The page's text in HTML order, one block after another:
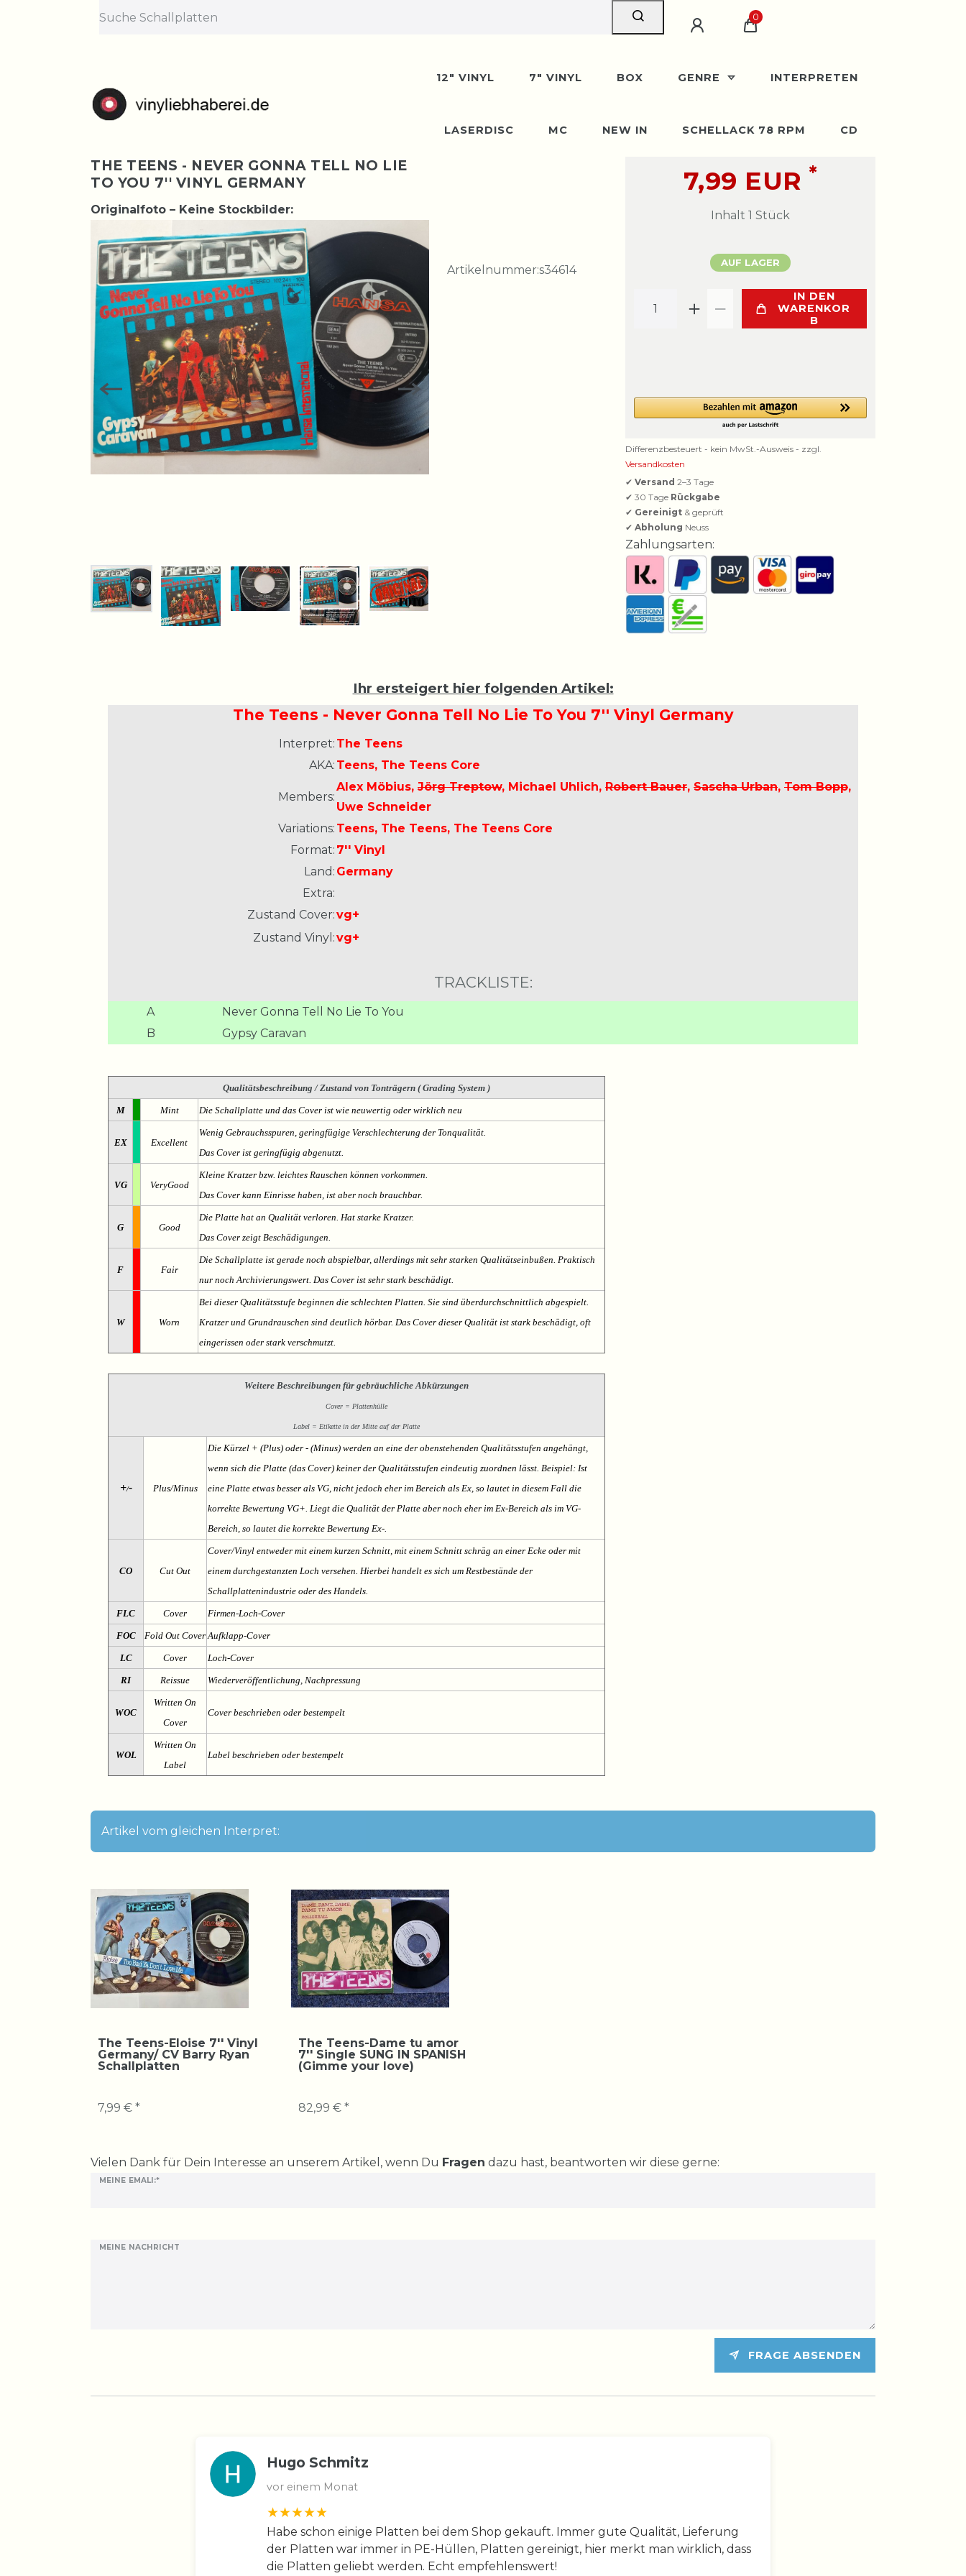
0
12" VINYL 7" VINYL BOX GENRE INTERPRETEN
LASERDISC MC NEW IN SCHELLACK 78 RPM CD
THE TEENS - NEVER GONNA TELL NO LIE
TO YOU 7'' VINYL GERMANY
Originalfoto – Keine Stockbilder:
Artikelnummer:s34614
7,99 EUR *
Inhalt 1 Stück
AUF LAGER
IN DEN
WARENKOR
B
Differenzbesteuert - kein MwSt.-Ausweis - zzgl.
Versandkosten
✔ Versand 2–3 Tage
✔ 30 Tage Rückgabe
✔ Gereinigt & geprüft
✔ Abholung Neuss
Zahlungsarten:
Ihr ersteigert hier folgenden Artikel:
The Teens - Never Gonna Tell No Lie To You 7'' Vinyl Germany
Interpret: The Teens
AKA: Teens, The Teens Core
Members:
Alex Möbius, Jörg Treptow, Michael Uhlich, Robert Bauer, Sascha Urban, Tom Bopp,
Uwe Schneider
Variations: Teens, The Teens, The Teens Core
Format: 7'' Vinyl
Land: Germany
Extra:
Zustand Cover:vg+
Zustand Vinyl:vg+
TRACKLISTE:
A
Never Gonna Tell No Lie To You
B
Gypsy Caravan
Qualitätsbeschreibung / Zustand von Tonträgern ( Grading System )
M Mint Die Schallplatte und das Cover ist wie neuwertig oder wirklich neu
EX Excellent
Wenig Gebrauchsspuren, geringfügige Verschlechterung der Tonqualität.
Das Cover ist geringfügig abgenutzt.
VG VeryGood
Kleine Kratzer bzw. leichtes Rauschen können vorkommen.
Das Cover kann Einrisse haben, ist aber noch brauchbar.
G Good
Die Platte hat an Qualität verloren. Hat starke Kratzer.
Das Cover zeigt Beschädigungen.
F Fair
Die Schallplatte ist gerade noch abspielbar, allerdings mit sehr starken Qualitätseinbußen. Praktisch
nur noch Archivierungswert. Das Cover ist sehr stark beschädigt.
W Worn
Bei dieser Qualitätsstufe beginnen die schlechten Platten. Sie sind überdurchschnittlich abgespielt.
Kratzer und Grundrauschen sind deutlich hörbar. Das Cover dieser Qualität ist stark beschädigt, oft
eingerissen oder stark verschmutzt.
Weitere Beschreibungen für gebräuchliche Abkürzungen
Cover = Plattenhülle
Label = Etikette in der Mitte auf der Platte
+/- Plus/Minus
Die Kürzel + (Plus) oder - (Minus) werden an eine der obenstehenden Qualitätsstufen angehängt,
wenn sich die Platte (das Cover) keiner der Qualitätsstufen eindeutig zuordnen lässt. Beispiel: Ist
eine Platte etwas besser als VG, nicht jedoch eher im Bereich als Ex, so lautet in diesem Fall die
korrekte Bewertung VG+. Liegt die Qualität der Platte aber noch eher im Ex-Bereich als im VG-
Bereich, so lautet die korrekte Bewertung Ex-.
CO Cut Out
Cover/Vinyl entweder mit einem kurzen Schnitt, mit einem Schnitt schräg an einer Ecke oder mit
einem durchgestanzten Loch versehen. Hierbei handelt es sich um Restbestände der
Schallplattenindustrie oder des Handels.
FLC Cover Firmen-Loch-Cover
FOC Fold Out Cover Aufklapp-Cover
LC Cover Loch-Cover
RI Reissue Wiederveröffentlichung, Nachpressung
WOC
Written On
Cover
Cover beschrieben oder bestempelt
WOL
Written On
Label
Label beschrieben oder bestempelt
Artikel vom gleichen Interpret:
The Teens-Eloise 7'' Vinyl
Germany/ CV Barry Ryan
Schallplatten
7,99 € *
The Teens-Dame tu amor
7'' Single SUNG IN SPANISH
(Gimme your love)
82,99 € *
Vielen Dank für Dein Interesse an unserem Artikel, wenn Du Fragen dazu hast, beantworten wir diese gerne:
MEINE EMALI:*
MEINE NACHRICHT
Ceres::Template.mailFormHoneypotLabel
FRAGE ABSENDEN
Hugo Schmitz
vor einem Monat
Habe schon einige Platten bei dem Shop gekauft. Immer gute Qualität, Lieferung
der Platten war immer in PE-Hüllen, Platten gereinigt, hier merkt man wirklich, dass
die Platten geliebt werden. Echt empfehlenswert!